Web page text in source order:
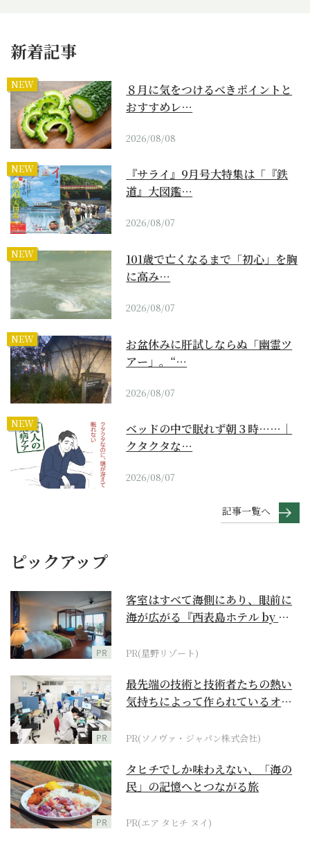
新着記事
NEW
８月に気をつけるべきポイントと
おすすめレ…
2026/08/08
NEW
『サライ』9月号大特集は「『鉄
道』大図鑑…
2026/08/07
NEW
101歳で亡くなるまで「初心」を胸
に高み…
2026/08/07
NEW
お盆休みに肝試しならぬ「幽霊ツ
アー」。“…
2026/08/07
NEW
ベッドの中で眠れず朝３時……｜
クタクタな…
2026/08/07
記事一覧へ
ピックアップ
PR
客室はすべて海側にあり、眼前に
海が広がる『西表島ホテル by 星
PR(星野リゾート)
PR
最先端の技術と技術者たちの熱い
気持ちによって作られているオー
PR(ソノヴァ・ジャパン株式会社)
PR
タヒチでしか味わえない、「海の
民」の記憶へとつながる旅
PR(エア タヒチ ヌイ)